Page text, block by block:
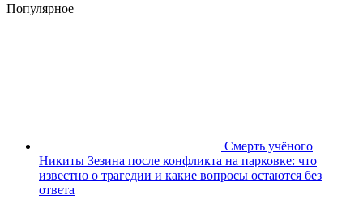
Популярное
Смерть учёного
Никиты Зезина после конфликта на парковке: что
известно о трагедии и какие вопросы остаются без
ответа